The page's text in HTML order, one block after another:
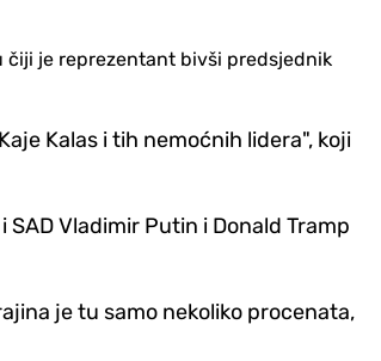
čiji je reprezentant bivši predsjednik
Kalas i tih nemoćnih lidera", koji
Vladimir Putin i Donald Tramp
je tu samo nekoliko procenata,